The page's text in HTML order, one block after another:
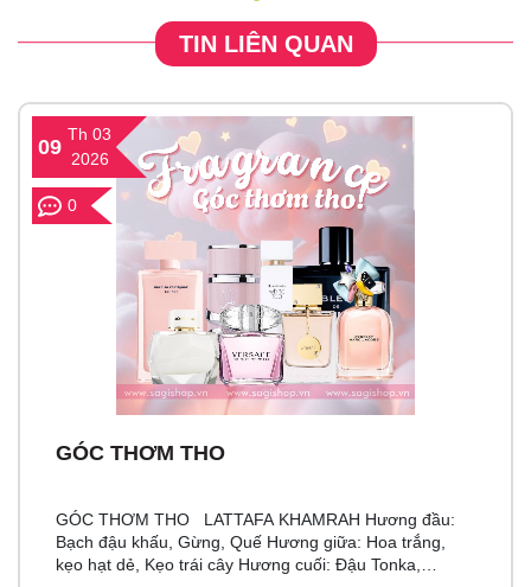
TIN LIÊN QUAN
09
Th 03
2026
0
GÓC THƠM THO
GÓC THƠM THO LATTAFA KHAMRAH Hương đầu:
Bạch đậu khấu, Gừng, Quế Hương giữa: Hoa trắng,
kẹo hạt dẻ, Kẹo trái cây Hương cuối: Đậu Tonka,